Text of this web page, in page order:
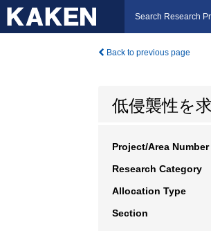
Search Research
Back to previous page
低侵襲性を
Project/Area Number
Research Category
Allocation Type
Section